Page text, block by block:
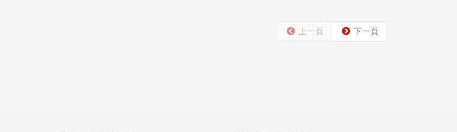
上一頁 下一頁